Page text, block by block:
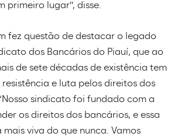
primeiro lugar”, disse.
fez questão de destacar o legado
dos Bancários do Piauí, que ao
de sete décadas de existência tem
e luta pelos direitos dos
sindicato foi fundado com a
os direitos dos bancários, e essa
mais viva do que nunca. Vamos